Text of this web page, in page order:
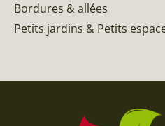
Bordures & allées
Petits jardins & Petits